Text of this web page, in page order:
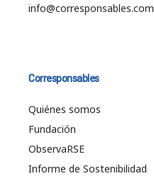
info@corresponsables.com
Corresponsables
Quiénes somos
Fundación
ObservaRSE
Informe de Sostenibilidad